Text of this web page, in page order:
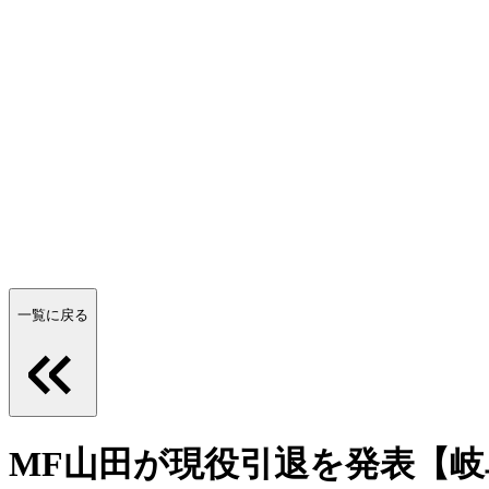
一覧に戻る
MF山田が現役引退を発表【